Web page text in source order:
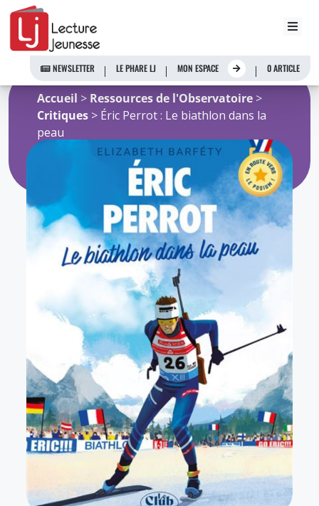
Aller
contenu
NEWSLETTER LE PHARE LJ MON ESPACE 0 ARTICLE
Accueil > Ressources de l'Observatoire >
Critiques > Éric Perrot : Le biathlon dans la
peau